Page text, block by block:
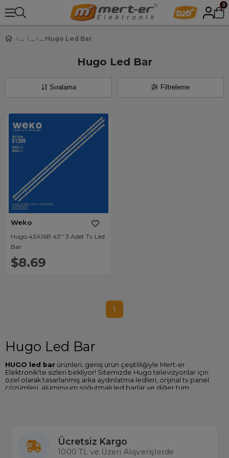
0
Hugo Led Bar
Hugo Led Bar
Filtreleme
Sıralama
Weko
Hugo 43A16B 43'' 3 Adet Tv Led
Bar
$8.69
1
Hugo Led Bar
HUGO led bar ürünleri, geniş ürün çeşitliliğiyle Mert-er
Elektronik'te sizleri bekliyor! Sitemizde Hugo televizyonlar için
özel olarak tasarlanmış arka aydınlatma ledleri, orijinal tv panel
çözümleri, alüminyum soğutmalı led barlar ve diğer tüm
ithalatçısı olarak geniş ürün çeşitliliği, uygun fiyatlar ve aynı gün
kargo avantajıyla sektörün önde gelen tedarikçilerindendir.
Ücretsiz Kargo
1000 TL ve Üzeri Alışverişlerde